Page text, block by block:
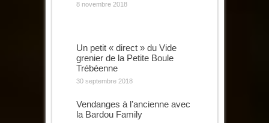
8 novembre 2018
Un petit « direct » du Vide
grenier de la Petite Boule
Trébéenne
30 septembre 2018
Vendanges à l’ancienne avec
la Bardou Family